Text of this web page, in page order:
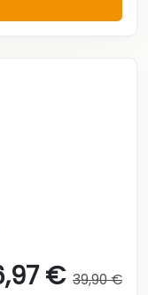
€ 39,90 €